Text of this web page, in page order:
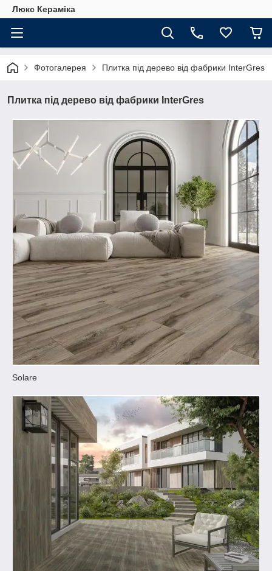
Люкс Кераміка
Фотогалерея Плитка під дерево від фабрики InterGres
Плитка під дерево від фабрики InterGres
Solare